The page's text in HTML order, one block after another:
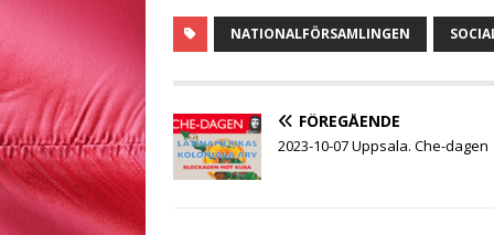
c
e
o
k
i
t
r
a
t
p
p
s
s
g
e
r
i
e
m
l
a
NATIONALFÖRSAMLINGEN
FÖREGÅENDE
2023-10-07 Uppsala. Che-dagen